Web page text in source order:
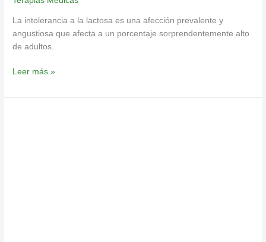
La intolerancia a la lactosa es una afección prevalente y
angustiosa que afecta a un porcentaje sorprendentemente alto
de adultos.
Leer más »